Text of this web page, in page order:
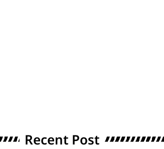
Recent Post